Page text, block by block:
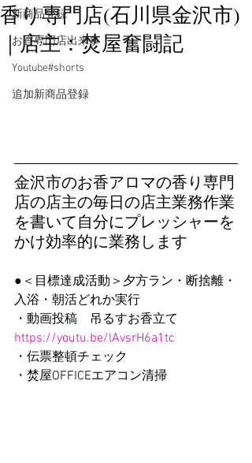
新商品登録
お香専門店出来事
Youtube#shorts
追加新商品登録
香り専門店(石川県金沢市)
｜店主：焚屋奮闘記
金沢市のお香アロマの香り専門
店の店主の毎日の店主業務作業
を書いて自分にプレッシャーを
かけ効率的に業務します
●＜目標達成活動＞夕方ラン・断捨離・
入浴・朝活どれか実行
・動画投稿　吊るすお香立て
https://youtu.be/lAvsrH6a1tc
・伝票整頓チェック
・焚屋OFFICEエアコン清掃